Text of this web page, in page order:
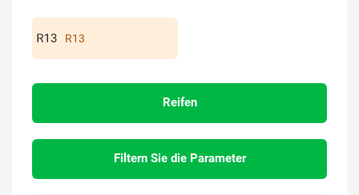
R13
Reifen
Filtern Sie die Parameter